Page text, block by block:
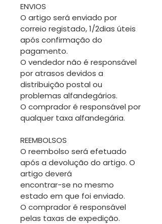
ENVIOS
O artigo será enviado por
correio registado, 1/2dias úteis
após confirmação do
pagamento.
O vendedor não é responsável
por atrasos devidos a
distribuição postal ou
problemas alfandegários.
O comprador é responsável por
qualquer taxa alfandegária.
REEMBOLSOS
O reembolso será efetuado
após a devolução do artigo. O
artigo deverá
encontrar-se no mesmo
estado em que foi enviado.
O comprador é responsável
pelas taxas de expedição.